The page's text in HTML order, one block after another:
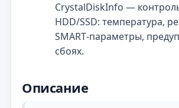
CrystalDiskInfo —
HDD/SSD: температура,
SMART‑параметры,
сбоях.
Описание